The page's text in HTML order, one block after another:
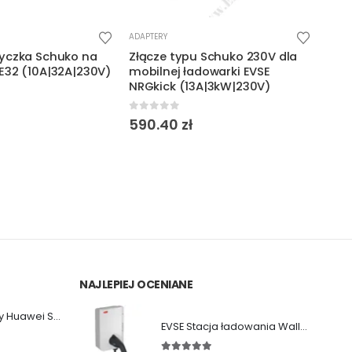
typu Schuko 230V dla
ładowarki EVSE
(13A|3kW|230V)
Adapter NRGkick CEE16
(16A|11kW)
0
370
Falownik sieciowy Huawei SUN2000-36KTL-M3
NAJLEPIEJ OCENIANE
EVSE Stacja ładowania Wallbox ABB Terra AC (11/22 kW|Gniazdo|Kabel)